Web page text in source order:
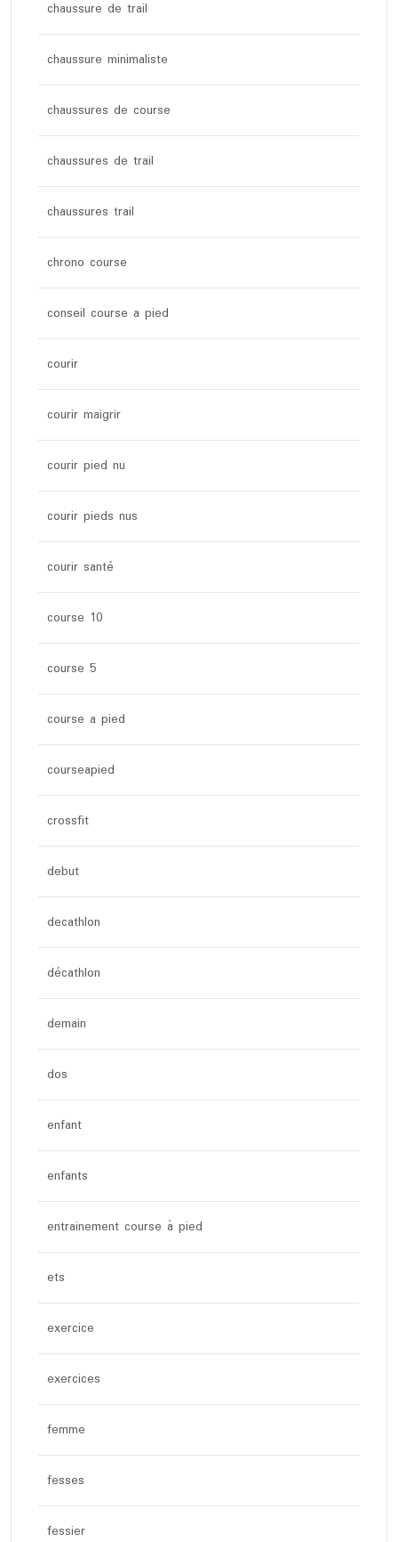
chaussure de trail
chaussure minimaliste
chaussures de course
chaussures de trail
chaussures trail
chrono course
conseil course a pied
courir
courir maigrir
courir pied nu
courir pieds nus
courir santé
course 10
course 5
course a pied
courseapied
crossfit
debut
decathlon
décathlon
demain
dos
enfant
enfants
entrainement course à pied
ets
exercice
exercices
femme
fesses
fessier